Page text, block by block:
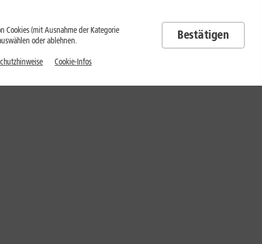
Cookies (mit Ausnahme der Kategorie
oder ablehnen. Bestätigen
Cookie-Infos